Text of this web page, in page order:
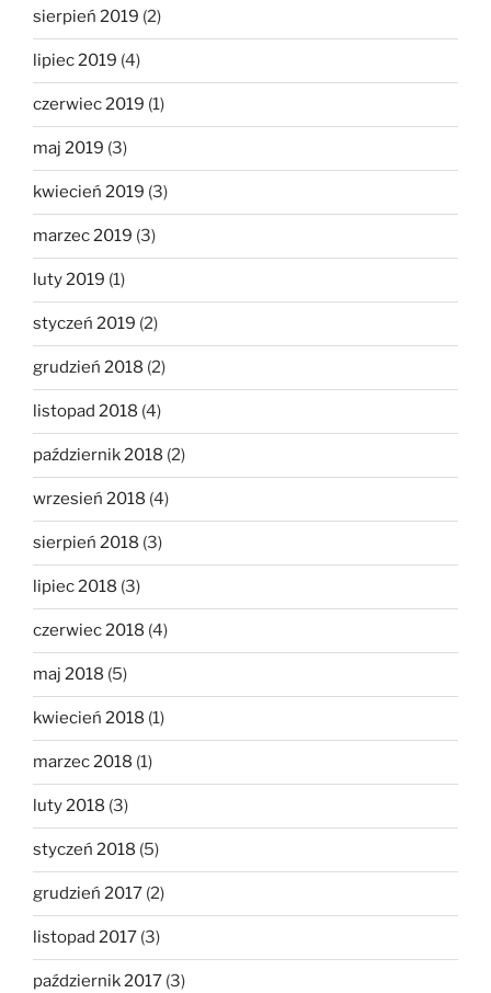
sierpień 2019 (2)
lipiec 2019 (4)
czerwiec 2019 (1)
maj 2019 (3)
kwiecień 2019 (3)
marzec 2019 (3)
luty 2019 (1)
styczeń 2019 (2)
grudzień 2018 (2)
listopad 2018 (4)
październik 2018 (2)
wrzesień 2018 (4)
sierpień 2018 (3)
lipiec 2018 (3)
czerwiec 2018 (4)
maj 2018 (5)
kwiecień 2018 (1)
marzec 2018 (1)
luty 2018 (3)
styczeń 2018 (5)
grudzień 2017 (2)
listopad 2017 (3)
październik 2017 (3)